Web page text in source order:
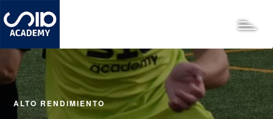
al
contenido
ALTO RENDIMIENTO